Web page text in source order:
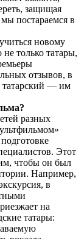
защищая
постараемся в
новому
только татары,
отзывов, в
татарский — им
разных
Этот
чтобы он был
Например,
в
на
татары: